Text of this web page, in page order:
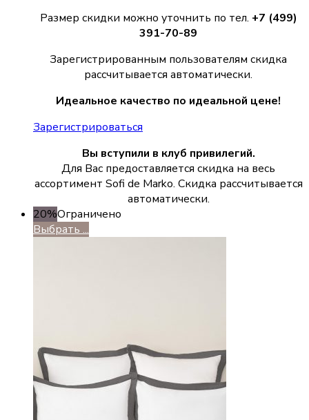
Размер скидки можно уточнить по тел. +7 (499)
391-70-89
Зарегистрированным пользователям скидка
рассчитывается автоматически.
Идеальное качество по идеальной цене!
Зарегистрироваться
Вы вступили в клуб привилегий.
Для Вас предоставляется скидка на весь
ассортимент Sofi de Marko. Скидка рассчитывается
автоматически.
20%Ограничено
Выбрать ...